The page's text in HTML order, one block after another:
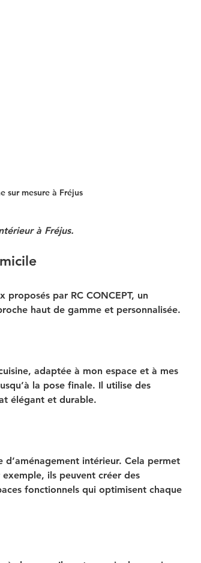
sur mesure à Fréjus
à Fréjus.
par RC CONCEPT, un
haut de gamme et personnalisée.
adaptée à mon espace et à mes
la pose finale. Il utilise des
élégant et durable.
d’aménagement intérieur. Cela permet
ils peuvent créer des
fonctionnels qui optimisent chaque